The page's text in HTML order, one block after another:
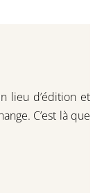
lieu d’édition et
C’est là que